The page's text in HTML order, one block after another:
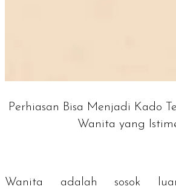
Perhiasan Bisa Menjadi Kado
Wanita yang
Wanita adalah sosok